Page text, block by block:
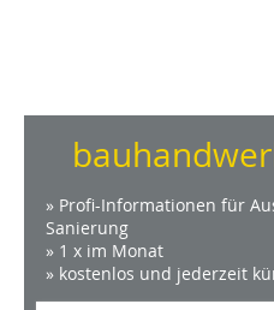
» Profi-Informationen für
Sanierung
» 1 x im Monat
» kostenlos und jederzeit